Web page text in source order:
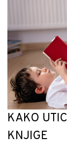
KAKO
KNJIGE